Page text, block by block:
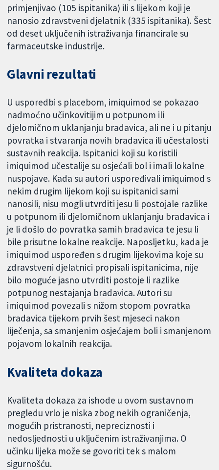
primjenjivao (105 ispitanika) ili s lijekom koji je
nanosio zdravstveni djelatnik (335 ispitanika). Šest
od deset uključenih istraživanja financirale su
farmaceutske industrije.
Glavni rezultati
U usporedbi s placebom, imiquimod se pokazao
nadmoćno učinkovitijim u potpunom ili
djelomičnom uklanjanju bradavica, ali ne i u pitanju
povratka i stvaranja novih bradavica ili učestalosti
sustavnih reakcija. Ispitanici koji su koristili
imiquimod učestalije su osjećali bol i imali lokalne
nuspojave. Kada su autori uspoređivali imiquimod s
nekim drugim lijekom koji su ispitanici sami
nanosili, nisu mogli utvrditi jesu li postojale razlike
u potpunom ili djelomičnom uklanjanju bradavica i
je li došlo do povratka samih bradavica te jesu li
bile prisutne lokalne reakcije. Naposljetku, kada je
imiquimod uspoređen s drugim lijekovima koje su
zdravstveni djelatnici propisali ispitanicima, nije
bilo moguće jasno utvrditi postoje li razlike
potpunog nestajanja bradavica. Autori su
imiquimod povezali s nižom stopom povratka
bradavica tijekom prvih šest mjeseci nakon
liječenja, sa smanjenim osjećajem boli i smanjenom
pojavom lokalnih reakcija.
Kvaliteta dokaza
Kvaliteta dokaza za ishode u ovom sustavnom
pregledu vrlo je niska zbog nekih ograničenja,
mogućih pristranosti, nepreciznosti i
nedosljednosti u uključenim istraživanjima. O
učinku lijeka može se govoriti tek s malom
sigurnošću.